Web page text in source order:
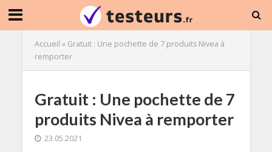
Accueil » Gratuit : Une pochette de 7 produits Nivea à
remporter
Gratuit : Une pochette de 7
produits Nivea à remporter
23.05.2021